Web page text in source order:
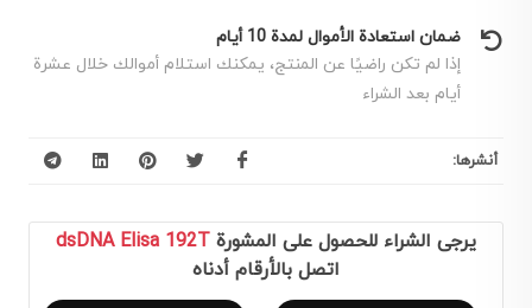
ضمان استعادة الأموال لمدة 10 أيام
إذا لم تكن راضيًا عن المنتج، يمكنك استلام أموالك خلال عشرة
أيام بعد الشراء
أنشرها:
يرجى الشراء للحصول على المشورة dsDNA Elisa 192T
اتصل بالأرقام أدناه